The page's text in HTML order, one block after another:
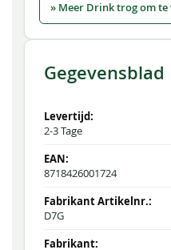
» Meer Drink trog om te
Gegevensblad
2-3 Tage
8718426001724
D7G